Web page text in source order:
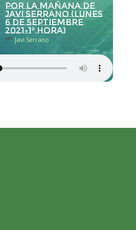
Por la Mañana de
Javi Serrano (lunes
6 de septiembre
2021-1ª hora)
con Javi Serrano